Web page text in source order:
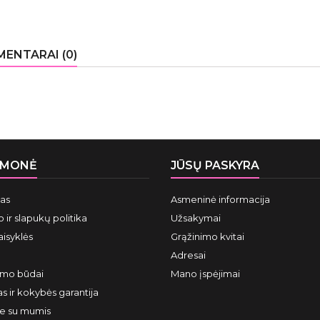
(0)
ir slapukų politika
būdai
ir kokybės garantija
su mumis
JŪSŲ PASKYRA
Asmeninė informacija
Užsakymai
Grąžinimo kvitai
Adresai
Mano įspėjimai